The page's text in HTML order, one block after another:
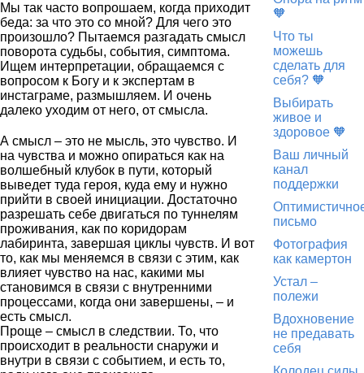
Мы так часто вопрошаем, когда приходит
беда: за что это со мной? Для чего это
произошло? Пытаемся разгадать смысл
поворота судьбы, события, симптома.
Ищем интерпретации, обращаемся с
вопросом к Богу и к экспертам в
инстаграме, размышляем. И очень
далеко уходим от него, от смысла.
А смысл – это не мысль, это чувство. И
на чувства и можно опираться как на
волшебный клубок в пути, который
выведет туда героя, куда ему и нужно
прийти в своей инициации. Достаточно
разрешать себе двигаться по туннелям
проживания, как по коридорам
лабиринта, завершая циклы чувств. И вот
то, как мы меняемся в связи с этим, как
влияет чувство на нас, какими мы
становимся в связи с внутренними
процессами, когда они завершены, – и
есть смысл.
Проще – смысл в следствии. То, что
происходит в реальности снаружи и
внутри в связи с событием, и есть то,
🧡
Что ты
можешь
сделать для
себя? 🧡
Выбирать
живое и
здоровое 🧡
Ваш личный
канал
поддержки
письмо
Фотография
как камертон
Устал –
полежи
Вдохновение
не предавать
себя